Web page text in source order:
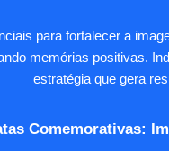
para fortalecer a
memórias positivas.
estratégia que gera
Comemorativas: